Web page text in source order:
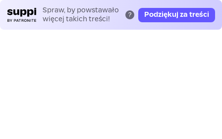
Spraw, by powstawało
więcej takich treści!
? Podziękuj za treści